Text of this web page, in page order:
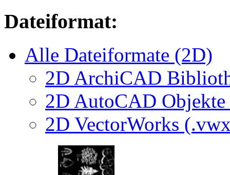
Dateiformat:
Alle Dateiformate (2D)
2D ArchiCAD
2D AutoCAD
2D VectorWorks